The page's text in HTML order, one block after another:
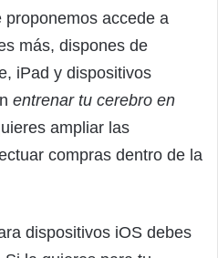
accede a
más, dispones de
iPad y dispositivos
entrenar tu cerebro en
ampliar las
compras dentro de la
dispositivos iOS debes